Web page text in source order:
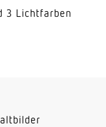
3 Lichtfarben